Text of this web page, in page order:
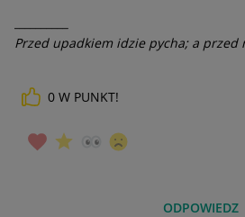
Przed upadkiem idzie pycha; a przed
0 W PUNKT!
ODPOWIEDZ